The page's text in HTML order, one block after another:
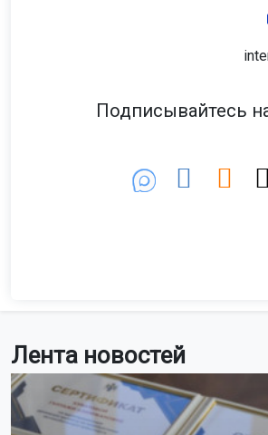
Лента новостей
Подписывайтесь